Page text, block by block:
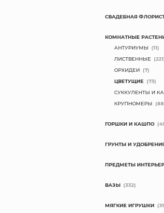
СВАДЕБНАЯ
КОМНАТНЫЕ
АНТУРИУМЫ (11)
ЛИСТВЕННЫЕ
ОРХИДЕИ (7)
ЦВЕТУЩИЕ (73)
СУККУЛЕНТЫ И
КРУПНОМЕРЫ
ГОРШКИ И КАШПО
ГРУНТЫ И
ПРЕДМЕТЫ
ВАЗЫ (332)
МЯГКИЕ ИГРУШКИ